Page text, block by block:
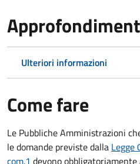
Ulteriori informazioni
Come fare
Le Pubbliche Amministrazioni
le domande previste dalla
com.1 devono